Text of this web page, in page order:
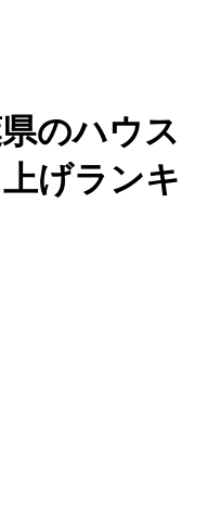
のハウス
げランキ